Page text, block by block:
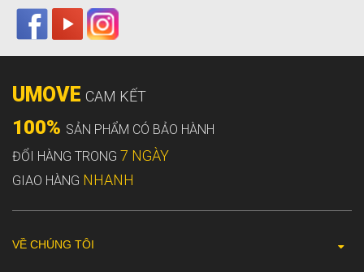
UMOVE CAM KẾT
100% SẢN PHẨM CÓ BẢO HÀNH
ĐỔI HÀNG TRONG 7 NGÀY
GIAO HÀNG NHANH
VỀ CHÚNG TÔI